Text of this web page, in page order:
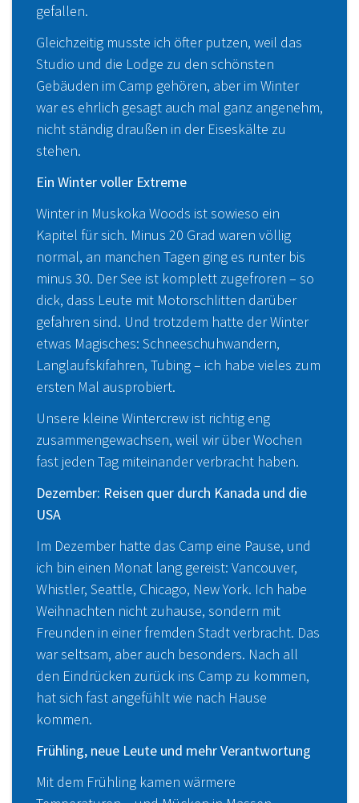
gefallen.
Gleichzeitig musste ich öfter putzen, weil das
Studio und die Lodge zu den schönsten
Gebäuden im Camp gehören, aber im Winter
war es ehrlich gesagt auch mal ganz angenehm,
nicht ständig draußen in der Eiseskälte zu
stehen.
Ein Winter voller Extreme
Winter in Muskoka Woods ist sowieso ein
Kapitel für sich. Minus 20 Grad waren völlig
normal, an manchen Tagen ging es runter bis
minus 30. Der See ist komplett zugefroren – so
dick, dass Leute mit Motorschlitten darüber
gefahren sind. Und trotzdem hatte der Winter
etwas Magisches: Schneeschuhwandern,
Langlaufskifahren, Tubing – ich habe vieles zum
ersten Mal ausprobiert.
Unsere kleine Wintercrew ist richtig eng
zusammengewachsen, weil wir über Wochen
fast jeden Tag miteinander verbracht haben.
Dezember: Reisen quer durch Kanada und die
USA
Im Dezember hatte das Camp eine Pause, und
ich bin einen Monat lang gereist: Vancouver,
Whistler, Seattle, Chicago, New York. Ich habe
Weihnachten nicht zuhause, sondern mit
Freunden in einer fremden Stadt verbracht. Das
war seltsam, aber auch besonders. Nach all
den Eindrücken zurück ins Camp zu kommen,
hat sich fast angefühlt wie nach Hause
kommen.
Frühling, neue Leute und mehr Verantwortung
Mit dem Frühling kamen wärmere